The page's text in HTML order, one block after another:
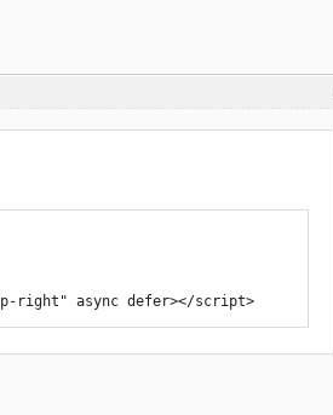
right" async defer></script>